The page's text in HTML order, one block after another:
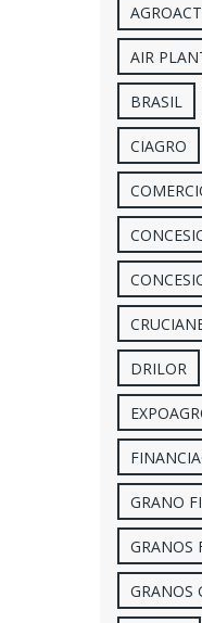
AIR
BRASIL
CIAGRO
DRILOR
GRANO
GRANOS
GRANOS